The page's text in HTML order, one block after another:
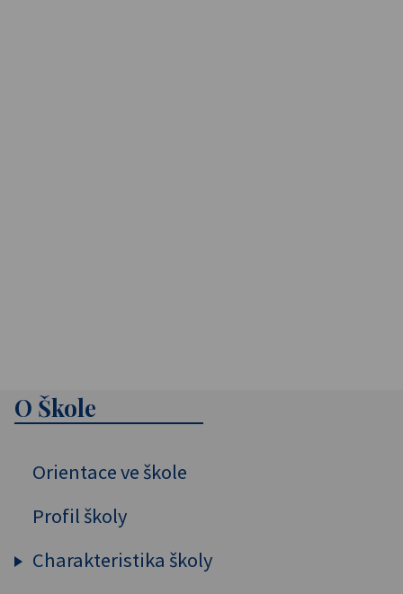
O Škole
Orientace ve škole
Profil školy
Charakteristika školy